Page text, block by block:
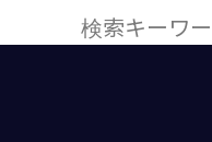
検索キーワ